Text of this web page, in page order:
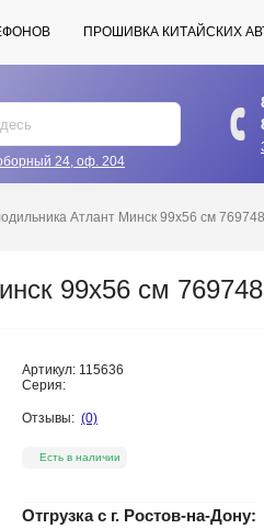
ПРОШИВКА КИТАЙСКИХ
24, оф. 204
Атлант Минск 99х56 см
99х56 см
Артикул: 115636
Серия:
Отзывы: (0)
Есть в наличии
Отгрузка с г. Ростов-на-Дону: